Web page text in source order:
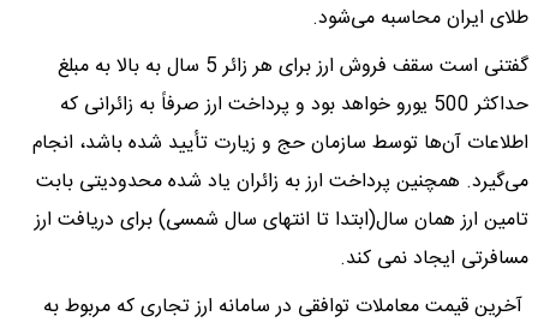
طلای ایران محاسبه می‌شود.
گفتنی است سقف فروش ارز برای هر زائر 5 سال به بالا به مبلغ
حداکثر 500 یورو خواهد بود و پرداخت ارز صرفاً به زائرانی که
اطلاعات آن‌ها توسط سازمان حج و زیارت تأیید شده باشد، انجام
می‌گیرد. همچنین پرداخت ارز به زائران یاد شده محدودیتی بابت
تامین ارز همان سال(ابتدا تا انتهای سال شمسی) برای دریافت ارز
مسافرتی ایجاد نمی کند.
آخرین قیمت معاملات توافقی در سامانه ارز تجاری که مربوط به